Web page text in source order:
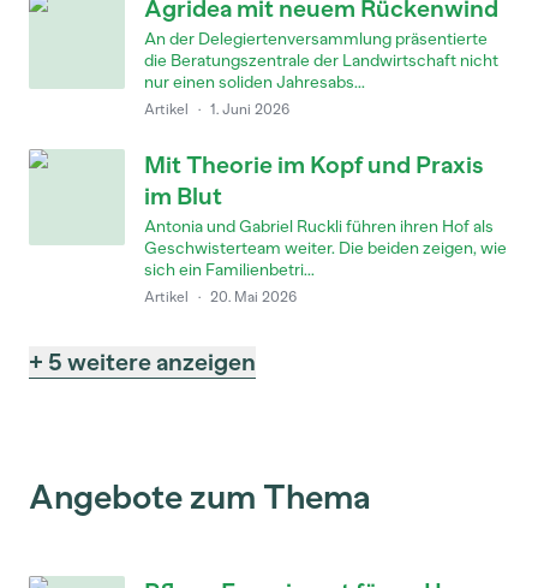
Agridea mit neuem Rückenwind
An der Delegiertenversammlung präsentierte
die Beratungszentrale der Landwirtschaft nicht
nur einen soliden Jahresabs...
Artikel · 1. Juni 2026
Mit Theorie im Kopf und Praxis
im Blut
Antonia und Gabriel Ruckli führen ihren Hof als
Geschwisterteam weiter. Die beiden zeigen, wie
sich ein Familienbetri...
Artikel · 20. Mai 2026
+ 5 weitere anzeigen
Angebote zum Thema